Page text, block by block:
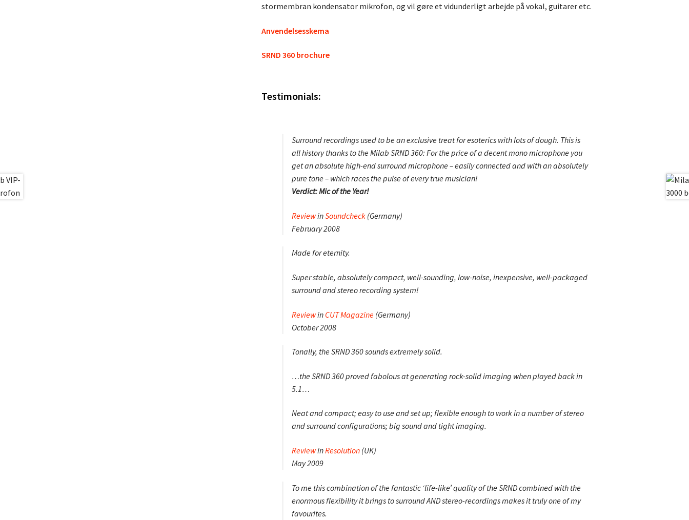
stormembran kondensator mikrofon, og vil gøre et vidunderligt arbejde på vokal, guitarer etc.
Anvendelsesskema
SRND 360 brochure
Testimonials:
Surround recordings used to be an exclusive treat for esoterics with lots of dough. This is
all history thanks to the Milab SRND 360: For the price of a decent mono microphone you
get an absolute high-end surround microphone – easily connected and with an absolutely
pure tone – which races the pulse of every true musician!
Verdict: Mic of the Year!
ReviewinSoundcheck (Germany)
February 2008
Made for eternity.
Super stable, absolutely compact, well-sounding, low-noise, inexpensive, well-packaged
surround and stereo recording system!
Reviewin CUT Magazine (Germany)
October 2008
Tonally, the SRND 360 sounds extremely solid.
…the SRND 360 proved fabolous at generating rock-solid imaging when played back in
5.1…
Neat and compact; easy to use and set up; flexible enough to work in a number of stereo
and surround configurations; big sound and tight imaging.
ReviewinResolution (UK)
May 2009
To me this combination of the fantastic ‘life-like’ quality of the SRND combined with the
enormous flexibility it brings to surround AND stereo-recordings makes it truly one of my
favourites.